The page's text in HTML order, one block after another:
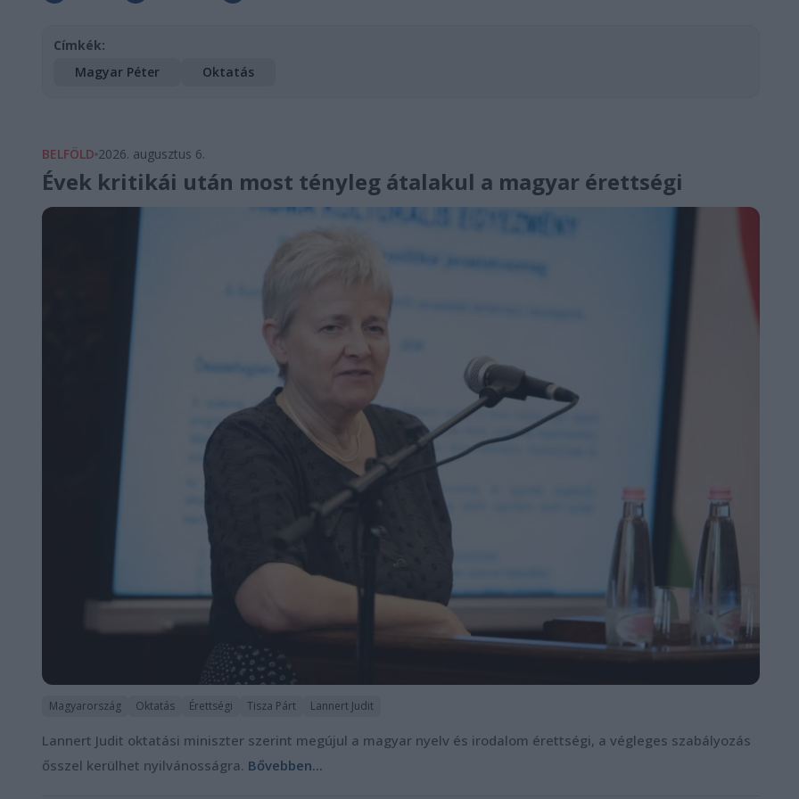
Címkék:
Magyar Péter
Oktatás
BELFÖLD 2026. augusztus 6.
Évek kritikái után most tényleg átalakul a magyar érettségi
Magyarország Oktatás Érettségi Tisza Párt Lannert Judit
Lannert Judit oktatási miniszter szerint megújul a magyar nyelv és irodalom érettségi, a végleges szabályozás
ősszel kerülhet nyilvánosságra. Bővebben...